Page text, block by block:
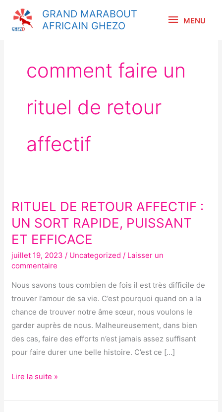
contenu
GRAND MARABOUT
AFRICAIN GHEZO
MENU
comment faire un
rituel de retour
affectif
RITUEL DE RETOUR AFFECTIF :
UN SORT RAPIDE, PUISSANT
ET EFFICACE
juillet 19, 2023 / Uncategorized / Laisser un
commentaire
Nous savons tous combien de fois il est très difficile de
trouver l’amour de sa vie. C’est pourquoi quand on a la
chance de trouver notre âme sœur, nous voulons le
garder auprès de nous. Malheureusement, dans bien
des cas, faire des efforts n’est jamais assez suffisant
pour faire durer une belle histoire. C’est ce […]
RITUEL
DE
RETOUR
AFFECTIF :
UN
SORT
RAPIDE,
PUISSANT
ET
EFFICACE
Lire la suite »